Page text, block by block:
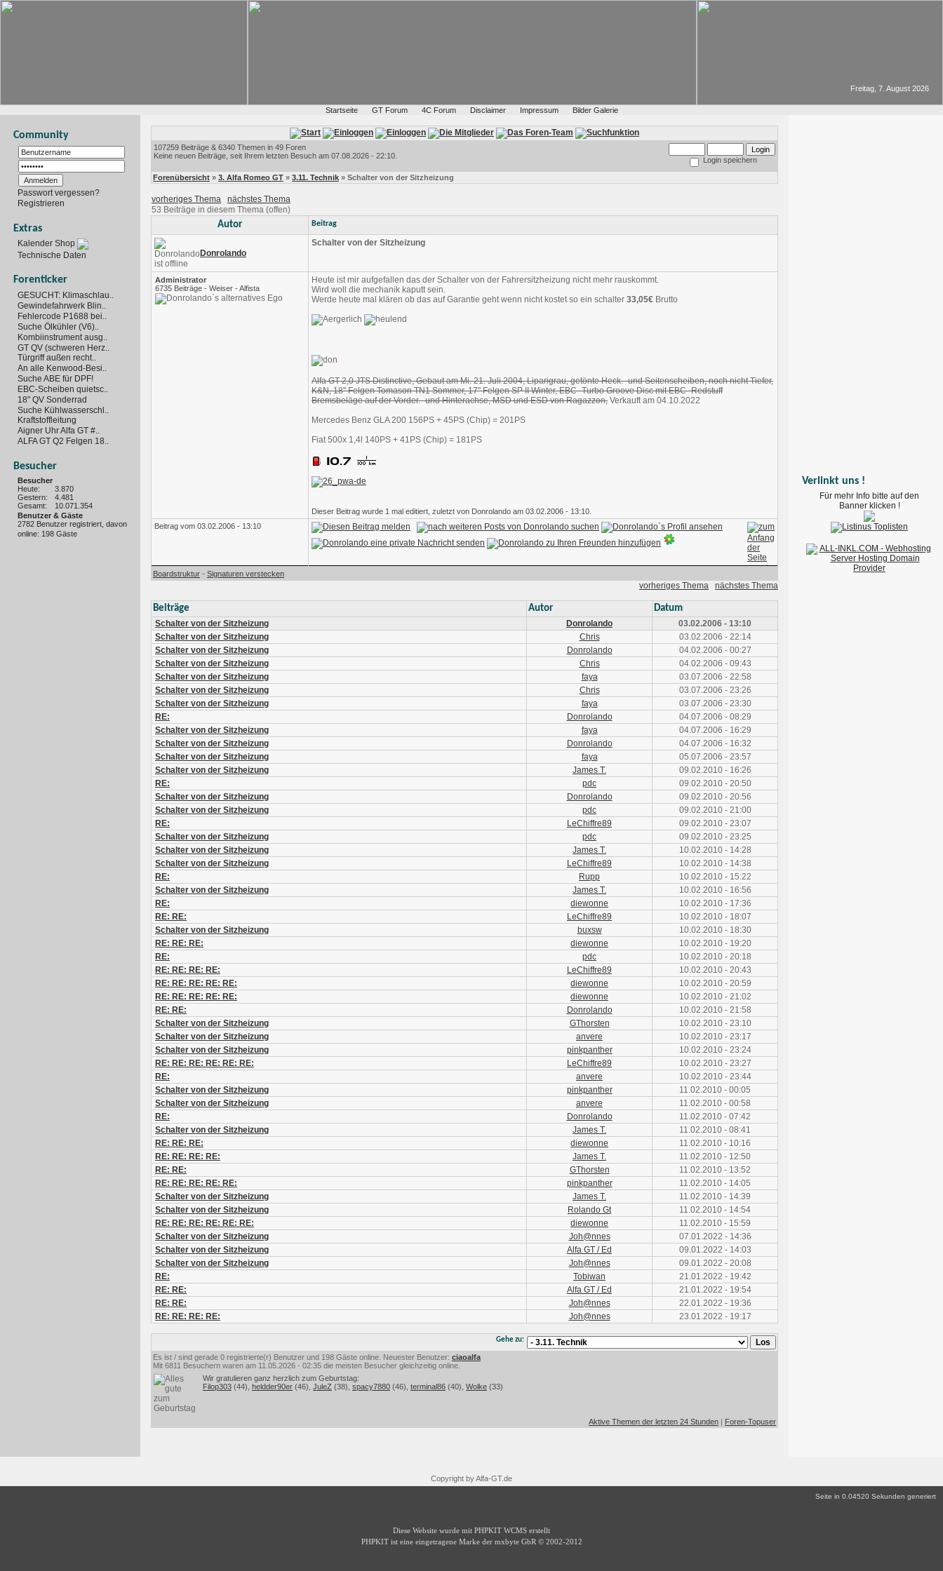
Startseite GT Forum 4C Forum Disclaimer Impressum Bilder Galerie
Freitag, 7. August 2026
Community
Passwort vergessen?
Registrieren
Extras
Kalender Shop
Technische Daten
Forenticker
GESUCHT: Klimaschlau..
Gewindefahrwerk Blin..
Fehlercode P1688 bei..
Suche Ölkühler (V6)..
Kombiinstrument ausg..
GT QV (schweren Herz..
Türgriff außen recht..
An alle Kenwood-Besi..
Suche ABE für DPF!
EBC-Scheiben quietsc..
18" QV Sonderrad
Suche Kühlwasserschl..
Kraftstoffleitung
Aigner Uhr Alfa GT #..
ALFA GT Q2 Felgen 18..
Besucher
Besucher
Heute:
3.870
Gestern:
4.481
Gesamt:
10.071.354
Benutzer & Gäste
2782 Benutzer registriert, davon
online: 198 Gäste
107259 Beiträge & 6340 Themen in 49 Foren
Keine neuen Beiträge, seit Ihrem letzten Besuch am 07.08.2026 - 22:10.
Login speichern
Forenübersicht » 3. Alfa Romeo GT » 3.11. Technik » Schalter von der Sitzheizung
vorheriges Thema
nächstes Thema
53 Beiträge in diesem Thema (offen)
Autor Beitrag
Donrolando
Schalter von der Sitzheizung
Administrator
6735 Beiträge - Weiser - Alfista
Heute ist mir aufgefallen das der Schalter von der Fahrersitzheizung nicht mehr rauskommt.
Wird woll die mechanik kaputt sein.
Werde heute mal klären ob das auf Garantie geht wenn nicht kostet so ein schalter 33,05€ Brutto
Alfa GT 2,0 JTS Distinctive, Gebaut am Mi. 21. Juli 2004, Liparigrau, getönte Heck.- und Seitenscheiben, noch nicht Tiefer,
K&N, 18" Felgen Tomason TN1 Sommer, 17" Felgen SP II Winter, EBC- Turbo Groove Disc mit EBC- Redstuff
Bremsbeläge auf der Vorder.- und Hinterachse, MSD und ESD von Ragazzon, Verkauft am 04.10.2022
Mercedes Benz GLA 200 156PS + 45PS (Chip) = 201PS
Fiat 500x 1,4l 140PS + 41PS (Chip) = 181PS
Dieser Beitrag wurde 1 mal editiert, zuletzt von Donrolando am 03.02.2006 - 13:10.
Beitrag vom 03.02.2006 - 13:10
Boardstruktur - Signaturen verstecken
vorheriges Thema nächstes Thema
Beiträge Autor Datum
Schalter von der Sitzheizung Donrolando
03.02.2006 - 13:10
Schalter von der Sitzheizung
Chris
03.02.2006 - 22:14
Schalter von der Sitzheizung
Donrolando
04.02.2006 - 00:27
Schalter von der Sitzheizung
Chris
04.02.2006 - 09:43
Schalter von der Sitzheizung
faya
03.07.2006 - 22:58
Schalter von der Sitzheizung
Chris
03.07.2006 - 23:26
Schalter von der Sitzheizung
faya
03.07.2006 - 23:30
RE:
Donrolando
04.07.2006 - 08:29
Schalter von der Sitzheizung
faya
04.07.2006 - 16:29
Schalter von der Sitzheizung
Donrolando
04.07.2006 - 16:32
Schalter von der Sitzheizung
faya
05.07.2006 - 23:57
Schalter von der Sitzheizung
James T.
09.02.2010 - 16:26
RE:
pdc
09.02.2010 - 20:50
Schalter von der Sitzheizung
Donrolando
09.02.2010 - 20:56
Schalter von der Sitzheizung
pdc
09.02.2010 - 21:00
RE:
LeChiffre89
09.02.2010 - 23:07
Schalter von der Sitzheizung
pdc
09.02.2010 - 23:25
Schalter von der Sitzheizung
James T.
10.02.2010 - 14:28
Schalter von der Sitzheizung
LeChiffre89
10.02.2010 - 14:38
RE:
Rupp
10.02.2010 - 15:22
Schalter von der Sitzheizung
James T.
10.02.2010 - 16:56
RE:
diewonne
10.02.2010 - 17:36
RE: RE:
LeChiffre89
10.02.2010 - 18:07
Schalter von der Sitzheizung
buxsw
10.02.2010 - 18:30
RE: RE: RE:
diewonne
10.02.2010 - 19:20
RE:
pdc
10.02.2010 - 20:18
RE: RE: RE: RE:
LeChiffre89
10.02.2010 - 20:43
RE: RE: RE: RE: RE:
diewonne
10.02.2010 - 20:59
RE: RE: RE: RE: RE:
diewonne
10.02.2010 - 21:02
RE: RE:
Donrolando
10.02.2010 - 21:58
Schalter von der Sitzheizung
GThorsten
10.02.2010 - 23:10
Schalter von der Sitzheizung
anvere
10.02.2010 - 23:17
Schalter von der Sitzheizung
pinkpanther
10.02.2010 - 23:24
RE: RE: RE: RE: RE: RE:
LeChiffre89
10.02.2010 - 23:27
RE:
anvere
10.02.2010 - 23:44
Schalter von der Sitzheizung
pinkpanther
11.02.2010 - 00:05
Schalter von der Sitzheizung
anvere
11.02.2010 - 00:58
RE:
Donrolando
11.02.2010 - 07:42
Schalter von der Sitzheizung
James T.
11.02.2010 - 08:41
RE: RE: RE:
diewonne
11.02.2010 - 10:16
RE: RE: RE: RE:
James T.
11.02.2010 - 12:50
RE: RE:
GThorsten
11.02.2010 - 13:52
RE: RE: RE: RE: RE:
pinkpanther
11.02.2010 - 14:05
Schalter von der Sitzheizung
James T.
11.02.2010 - 14:39
Schalter von der Sitzheizung
Rolando Gt
11.02.2010 - 14:54
RE: RE: RE: RE: RE: RE:
diewonne
11.02.2010 - 15:59
Schalter von der Sitzheizung
Joh@nnes
07.01.2022 - 14:36
Schalter von der Sitzheizung
Alfa GT / Ed
09.01.2022 - 14:03
Schalter von der Sitzheizung
Joh@nnes
09.01.2022 - 20:08
RE:
Tobiwan
21.01.2022 - 19:42
RE: RE:
Alfa GT / Ed
21.01.2022 - 19:54
RE: RE:
Joh@nnes
22.01.2022 - 19:36
RE: RE: RE: RE:
Joh@nnes 23.01.2022 - 19:17
Gehe zu:
Es ist / sind gerade 0 registrierte(r) Benutzer und 198 Gäste online. Neuester Benutzer: ciaoalfa
Mit 6811 Besuchern waren am 11.05.2026 - 02:35 die meisten Besucher gleichzeitig online.
Wir gratulieren ganz herzlich zum Geburtstag:
Filop303 (44), heldder90er (46), JuleZ (38), spacy7880 (46), terminal86 (40), Wolke (33)
Aktive Themen der letzten 24 Stunden | Foren-Topuser
Verlinkt uns !
Für mehr Info bitte auf den
Banner klicken !
Copyright by Alfa-GT.de
Seite in 0.04520 Sekunden generiert
Diese Website wurde mit PHPKIT WCMS erstellt
PHPKIT ist eine eingetragene Marke der mxbyte GbR © 2002-2012